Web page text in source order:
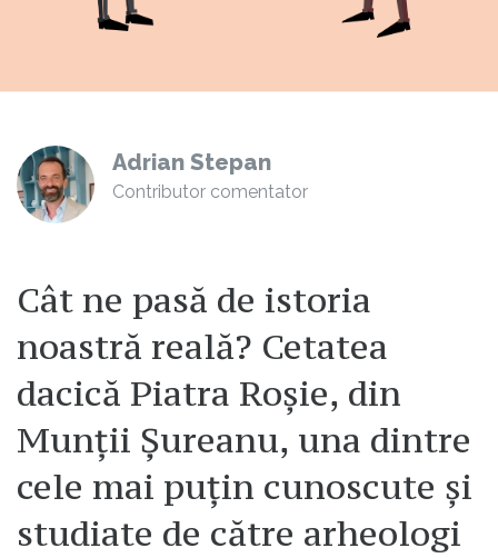
Adrian Stepan
Contributor comentator
Cât ne pasă de istoria
noastră reală? Cetatea
dacică Piatra Roşie, din
Munții Șureanu, una dintre
cele mai puțin cunoscute și
studiate de către arheologi